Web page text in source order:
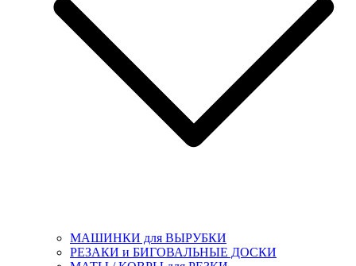
МАШИНКИ для ВЫРУБКИ
РЕЗАКИ и БИГОВАЛЬНЫЕ ДОСКИ